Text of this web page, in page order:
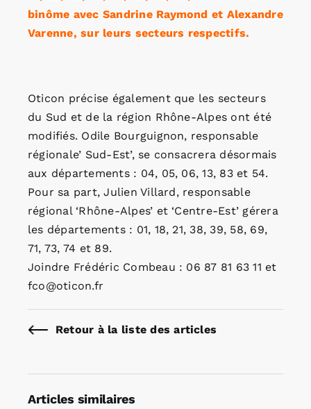
binôme avec Sandrine Raymond et Alexandre
Varenne, sur leurs secteurs respectifs.
Oticon précise également que les secteurs
du Sud et de la région Rhône-Alpes ont été
modifiés. Odile Bourguignon, responsable
régionale’ Sud-Est’, se consacrera désormais
aux départements : 04, 05, 06, 13, 83 et 54.
Pour sa part, Julien Villard, responsable
régional ‘Rhône-Alpes’ et ‘Centre-Est’ gérera
les départements : 01, 18, 21, 38, 39, 58, 69,
71, 73, 74 et 89.
Joindre Frédéric Combeau : 06 87 81 63 11 et
fco@oticon.fr
Retour à la liste des articles
Articles similaires